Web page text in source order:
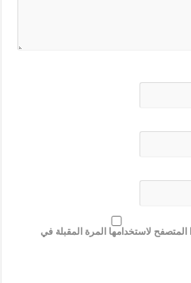
المتصفح لاستخدامها المرة المقبلة في